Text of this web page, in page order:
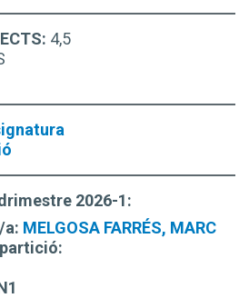
4,5
2026-1:
a: MELGOSA FARRÉS, MARC